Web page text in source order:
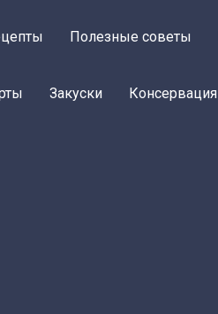
Полезные советы
Закуски Консервация